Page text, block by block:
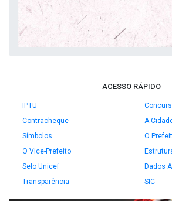
ACESSO RÁPIDO
IPTU
Contracheque
A
Símbolos
O
O Vice-Prefeito
Selo Unicef
Dados
Transparência
SIC